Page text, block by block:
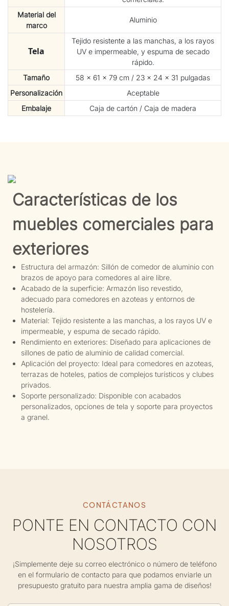
Material del
marco
Aluminio
Tela
Tejido resistente a las manchas, a los rayos
UV e impermeable, y espuma de secado
rápido.
Tamaño
58 × 61 × 79 cm / 23 × 24 × 31 pulgadas
Personalización
Aceptable
Embalaje
Caja de cartón / Caja de madera
Características de los
muebles comerciales para
exteriores
Estructura del armazón: Sillón de comedor de aluminio con
brazos de apoyo para comedores al aire libre.
Acabado de la superficie: Armazón liso revestido,
adecuado para comedores en azoteas y entornos de
hostelería.
Material: Tejido resistente a las manchas, a los rayos UV e
impermeable, y espuma de secado rápido.
Rendimiento en exteriores: Diseñado para aplicaciones de
sillones de patio de aluminio de calidad comercial.
Aplicación del proyecto: Ideal para comedores en azoteas,
terrazas de hoteles, patios de complejos turísticos y clubes
privados.
Soporte personalizado: Disponible con acabados
personalizados, opciones de tela y soporte para proyectos
a granel.
CONTÁCTANOS
PONTE EN CONTACTO CON
NOSOTROS
¡Simplemente deje su correo electrónico o número de teléfono
en el formulario de contacto para que podamos enviarle un
presupuesto gratuito para nuestra amplia gama de diseños!